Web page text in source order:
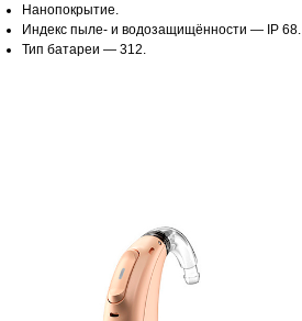
Нанопокрытие.
Индекс пыле- и водозащищённости — IP 68.
Тип батареи — 312.